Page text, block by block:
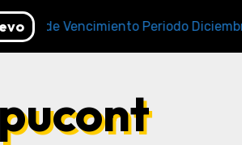
Vencimiento Periodo Diciembre 2025